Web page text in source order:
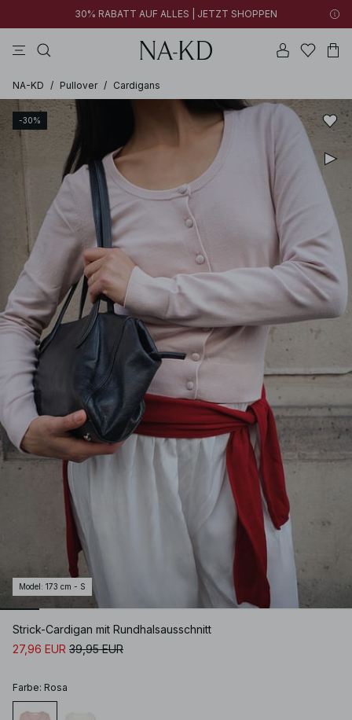
30% RABATT AUF ALLES | JETZT SHOPPEN
NA-KD / Pullover / Cardigans
-30%
Model : 173 cm - S
Strick-Cardigan mit Rundhalsausschnitt
27,96 EUR 39,95 EUR
Farbe: Rosa